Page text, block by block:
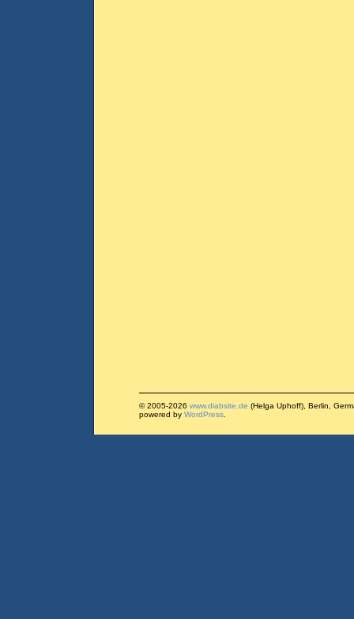
© 2005-2026 www.diabsite.de (Helga Uphoff), Berlin,
powered by WordPress.